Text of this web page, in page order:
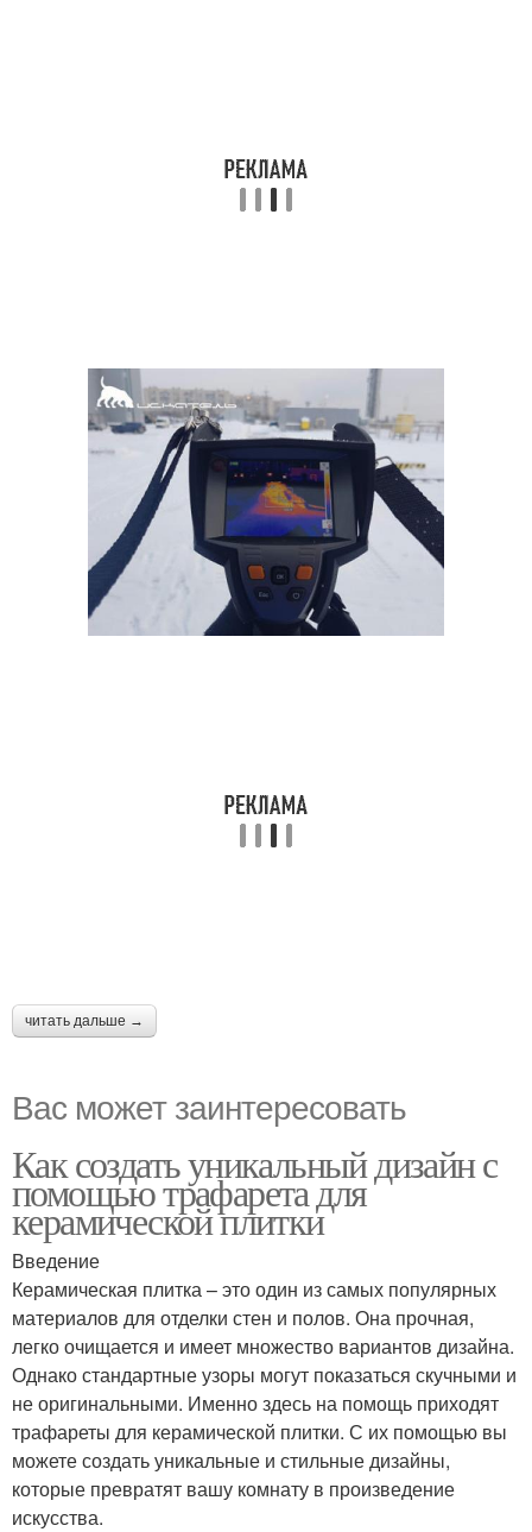
читать дальше →
Вас может заинтересовать
Как создать уникальный дизайн с
помощью трафарета для
керамической плитки
Введение
Керамическая плитка – это один из самых популярных
материалов для отделки стен и полов. Она прочная,
легко очищается и имеет множество вариантов дизайна.
Однако стандартные узоры могут показаться скучными и
не оригинальными. Именно здесь на помощь приходят
трафареты для керамической плитки. С их помощью вы
можете создать уникальные и стильные дизайны,
которые превратят вашу комнату в произведение
искусства.